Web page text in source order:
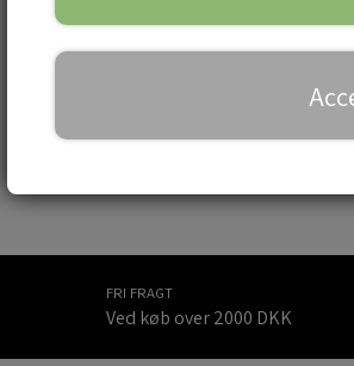
Special RAL
FRI FRAGT
Ved køb over 2000 DKK